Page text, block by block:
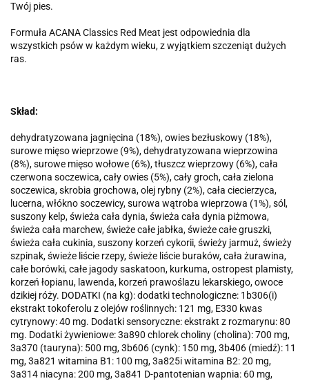
Twój pies.
Formuła ACANA Classics Red Meat jest odpowiednia dla
wszystkich psów w każdym wieku, z wyjątkiem szczeniąt dużych
ras.
Skład:
dehydratyzowana jagnięcina (18%), owies bezłuskowy (18%),
surowe mięso wieprzowe (9%), dehydratyzowana wieprzowina
(8%), surowe mięso wołowe (6%), tłuszcz wieprzowy (6%), cała
czerwona soczewica, cały owies (5%), cały groch, cała zielona
soczewica, skrobia grochowa, olej rybny (2%), cała ciecierzyca,
lucerna, włókno soczewicy, surowa wątroba wieprzowa (1%), sól,
suszony kelp, świeża cała dynia, świeża cała dynia piżmowa,
świeża cała marchew, świeże całe jabłka, świeże całe gruszki,
świeża cała cukinia, suszony korzeń cykorii, świeży jarmuż, świeży
szpinak, świeże liście rzepy, świeże liście buraków, cała żurawina,
całe borówki, całe jagody saskatoon, kurkuma, ostropest plamisty,
korzeń łopianu, lawenda, korzeń prawoślazu lekarskiego, owoce
dzikiej róży. DODATKI (na kg): dodatki technologiczne: 1b306(i)
ekstrakt tokoferolu z olejów roślinnych: 121 mg, E330 kwas
cytrynowy: 40 mg. Dodatki sensoryczne: ekstrakt z rozmarynu: 80
mg. Dodatki żywieniowe: 3a890 chlorek choliny (cholina): 700 mg,
3a370 (tauryna): 500 mg, 3b606 (cynk): 150 mg, 3b406 (miedź): 11
mg, 3a821 witamina B1: 100 mg, 3a825i witamina B2: 20 mg,
3a314 niacyna: 200 mg, 3a841 D-pantotenian wapnia: 60 mg,